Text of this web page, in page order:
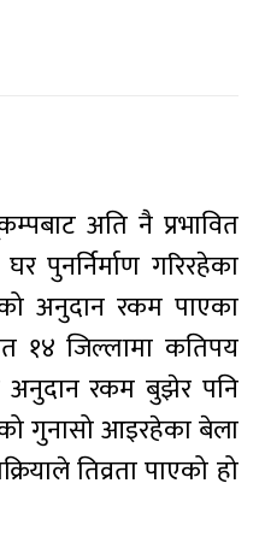
अति नै प्रभावित
पुनर्निर्माण गरिरहेका
अनुदान रकम पाएका
१४ जिल्लामा कतिपय
अनुदान रकम बुझेर पनि
गुनासो आइरहेका बेला
तिव्रता पाएको हो